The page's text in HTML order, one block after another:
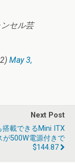
セル芸
May 3,
Next Post
搭載できるmini ITX
が500W電源付きで
$144.87